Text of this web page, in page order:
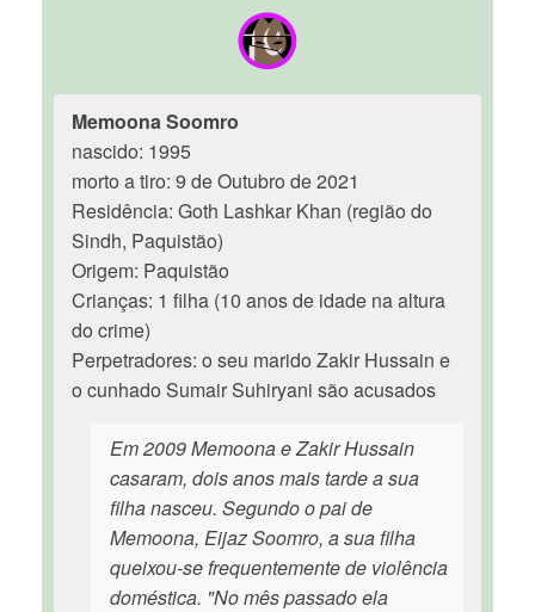
Memoona Soomro
nascido: 1995
morto a tiro: 9 de Outubro de 2021
Residência: Goth Lashkar Khan (região do
Sindh, Paquistão)
Origem: Paquistão
Crianças: 1 filha (10 anos de idade na altura
do crime)
Perpetradores: o seu marido Zakir Hussain e
o cunhado Sumair Suhiryani são acusados
Em 2009 Memoona e Zakir Hussain
casaram, dois anos mais tarde a sua
filha nasceu. Segundo o pai de
Memoona, Eijaz Soomro, a sua filha
queixou-se frequentemente de violência
doméstica. "No mês passado ela